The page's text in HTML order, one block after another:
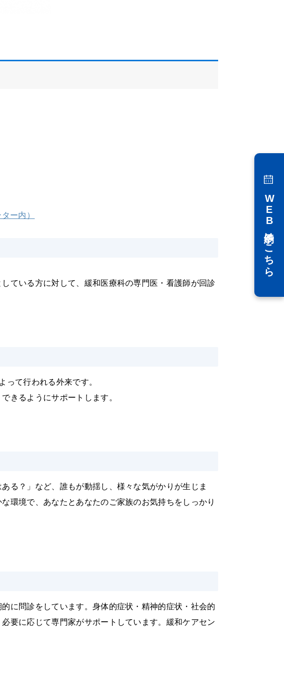
ー内）
ている方に対して、緩和医療科の専門医・看護師が回診
て行われる外来です。
きるようにサポートします。
る？」など、誰もが動揺し、様々な気がかりが生じま
環境で、あなたとあなたのご家族のお気持ちをしっかり
に問診をしています。身体的症状・精神的症状・社会的
要に応じて専門家がサポートしています。緩和ケアセン
WEB予約はこちら